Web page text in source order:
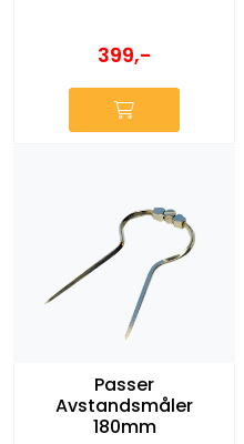
399,-
Passer
Avstandsmåler
180mm